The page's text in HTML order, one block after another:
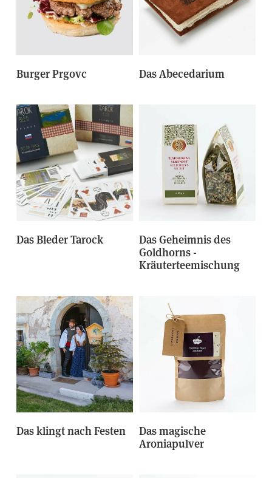
Burger Prgovc Das Abecedarium
Das Bleder Tarock
Das Geheimnis des
Goldhorns -
Kräuterteemischung
Das klingt nach Festen
Das magische
Aroniapulver